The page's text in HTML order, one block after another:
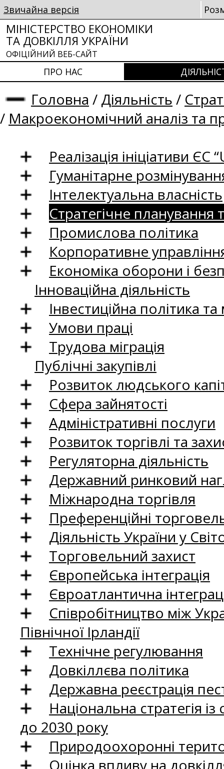
Звичайна версія
МІНІСТЕРСТВО ЕКОНОМІКИ
ТА ДОВКІЛЛЯ УКРАЇНИ
ОФІЦІЙНИЙ ВЕБ-САЙТ
ПРО НАС
Головна / Діяльність /
/ Макроекономічний аналіз та
Реалізація ініціативи ЄС
Гуманітарне
Інтелектуальна власність
Стратегічне
Промислова політика
Корпоративне
Економіка оборони і
Інноваційна діяльність
Інвестиційна політика
Умови праці
Трудова міграція
Публічні закупівлі
Розвиток людського
Сфера зайнятості
Адміністративні послуги
Розвиток торгівлі та
Регуляторна діяльність
Державний ринковий
Міжнародна торгівля
Преференційні
Діяльність України у
Торговельний захист
Європейська інтеграція
Євроатлантична
Співробітництво між
Північної Ірландії
Технічне регулювання
Довкіллєва політика
Державна реєстрація
Національна стратегія
до 2030 року
Природоохоронні
Оцінка впливу на